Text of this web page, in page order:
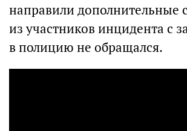
направили дополнительные
из участников инцидента с
в полицию не обращался.